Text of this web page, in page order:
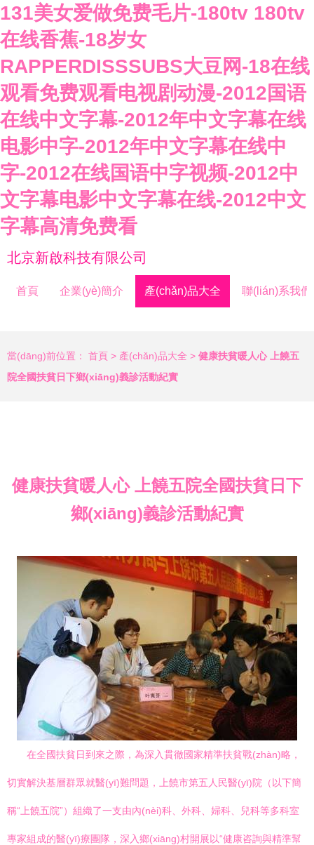
131美女爱做免费毛片-180tv 180tv
在线香蕉-18岁女
RAPPERDISSSUBS大豆网-18在线
观看免费观看电视剧动漫-2012国语
在线中文字幕-2012年中文字幕在线
电影中字-2012年中文字幕在线中
字-2012在线国语中字视频-2012中
文字幕电影中文字幕在线-2012中文
字幕高清免费看
北京新啟科技有限公司
首頁 企業(yè)簡介 產(chǎn)品大全 聯(lián)系我們
當(dāng)前位置： 首頁 > 產(chǎn)品大全 > 健康扶貧暖人心 上饒五
院全國扶貧日下鄉(xiāng)義診活動紀實
健康扶貧暖人心 上饒五院全國扶貧日下
鄉(xiāng)義診活動紀實
在全國扶貧日到來之際，為深入貫徹國家精準扶貧戰(zhàn)略，
切實解決基層群眾就醫(yī)難問題，上饒市第五人民醫(yī)院（以下簡
稱“上饒五院”）組織了一支由內(nèi)科、外科、婦科、兒科等多科室
專家組成的醫(yī)療團隊，深入鄉(xiāng)村開展以“健康咨詢與精準幫